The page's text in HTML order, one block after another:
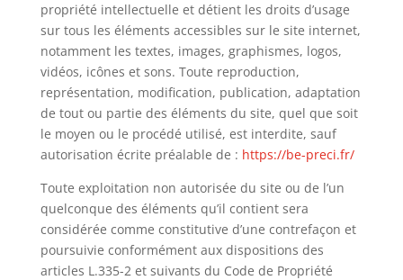
propriété intellectuelle et détient les droits d’usage
sur tous les éléments accessibles sur le site internet,
notamment les textes, images, graphismes, logos,
vidéos, icônes et sons. Toute reproduction,
représentation, modification, publication, adaptation
de tout ou partie des éléments du site, quel que soit
le moyen ou le procédé utilisé, est interdite, sauf
autorisation écrite préalable de : https://be-preci.fr/
Toute exploitation non autorisée du site ou de l’un
quelconque des éléments qu’il contient sera
considérée comme constitutive d’une contrefaçon et
poursuivie conformément aux dispositions des
articles L.335-2 et suivants du Code de Propriété